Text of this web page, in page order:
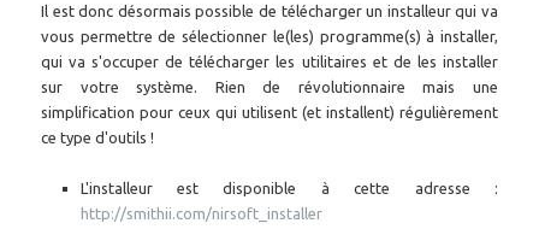
Il est donc désormais possible de télécharger un installeur qui va
vous permettre de sélectionner le(les) programme(s) à installer,
qui va s'occuper de télécharger les utilitaires et de les installer
sur votre système. Rien de révolutionnaire mais une
simplification pour ceux qui utilisent (et installent) régulièrement
ce type d'outils !
L'installeur est disponible à cette adresse :
http://smithii.com/nirsoft_installer